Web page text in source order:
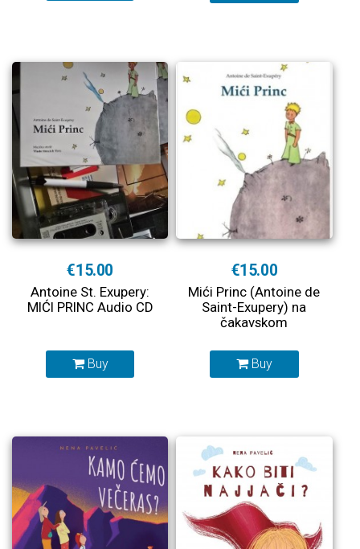
€15.00
Antoine St. Exupery:
MIĆI PRINC Audio CD
Buy
€15.00
Mići Princ (Antoine de
Saint-Exupery) na
čakavskom
Buy